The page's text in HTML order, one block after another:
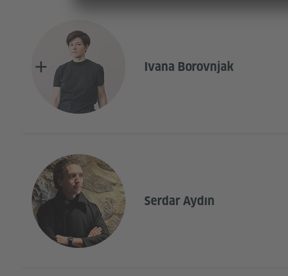
Ivana Borovnjak
Serdar Aydın